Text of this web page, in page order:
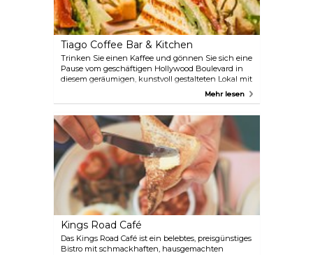
Tiago Coffee Bar & Kitchen
Trinken Sie einen Kaffee und gönnen Sie sich eine
Pause vom geschäftigen Hollywood Boulevard in
diesem geräumigen, kunstvoll gestalteten Lokal mit
vielen Innen- und Außenplätzen. Das freundliche
Crostini, frische Salate sowie warme und kalte
Getränke.
Mehr lesen
Kings Road Café
Das Kings Road Café ist ein belebtes, preisgünstiges
Bistro mit schmackhaften, hausgemachten